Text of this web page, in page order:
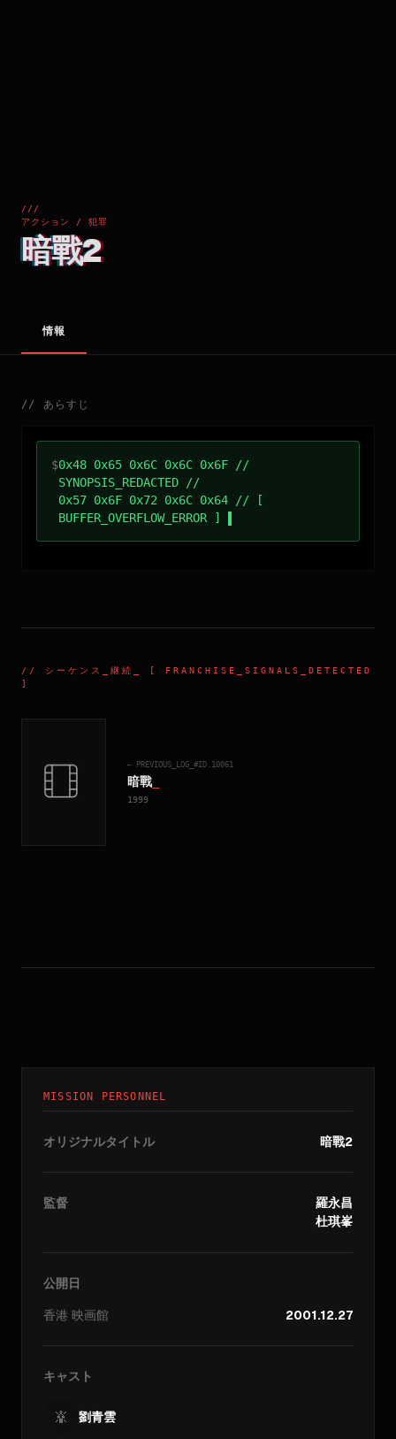
///
アクション / 犯罪
暗戰2
情報
// あらすじ
$0x48 0x65 0x6C 0x6C 0x6F //
SYNOPSIS_REDACTED //
0x57 0x6F 0x72 0x6C 0x64 // [
BUFFER_OVERFLOW_ERROR ]
// シーケンス_継続
_ [ FRANCHISE_SIGNALS_DETECTED
]
← PREVIOUS_LOG_#ID. 10061
暗戰
1999
MISSION PERSONNEL
オリジナルタイトル 暗戰2
監督
羅永昌
杜琪峯
公開日
香港 映画館 2001.12.27
キャスト
劉青雲